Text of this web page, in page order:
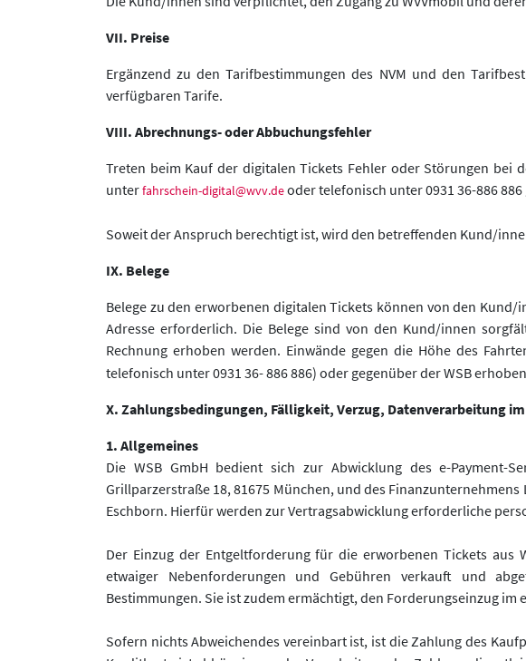
VII. Preise
Ergänzend zu den Tarifbestimmungen des NVM und den
verfügbaren Tarife.
VIII. Abrechnungs- oder Abbuchungsfehler
Treten beim Kauf der digitalen Tickets Fehler oder Störungen bei
unterfahrschein-digital@wvv.deoder telefonisch unter 0931 36-886
Soweit der Anspruch berechtigt ist, wird den betreffenden Kund/
IX. Belege
Belege zu den erworbenen digitalen Tickets können von den
Adresse erforderlich. Die Belege sind von den Kund/innen
Rechnung erhoben werden. Einwände gegen die Höhe des
telefonisch unter 0931 36- 886 886) oder gegenüber der WSB
X. Zahlungsbedingungen, Fälligkeit, Verzug, Datenverarbeitung
1. Allgemeines
Die WSB GmbH bedient sich zur Abwicklung des e-Payment-
Grillparzerstraße 18, 81675 München, und des Finanzunternehmens
Eschborn. Hierfür werden zur Vertragsabwicklung erforderliche
Der Einzug der Entgeltforderung für die erworbenen Tickets aus
etwaiger Nebenforderungen und Gebühren verkauft und
Bestimmungen. Sie ist zudem ermächtigt, den Forderungseinzug
Sofern nichts Abweichendes vereinbart ist, ist die Zahlung des